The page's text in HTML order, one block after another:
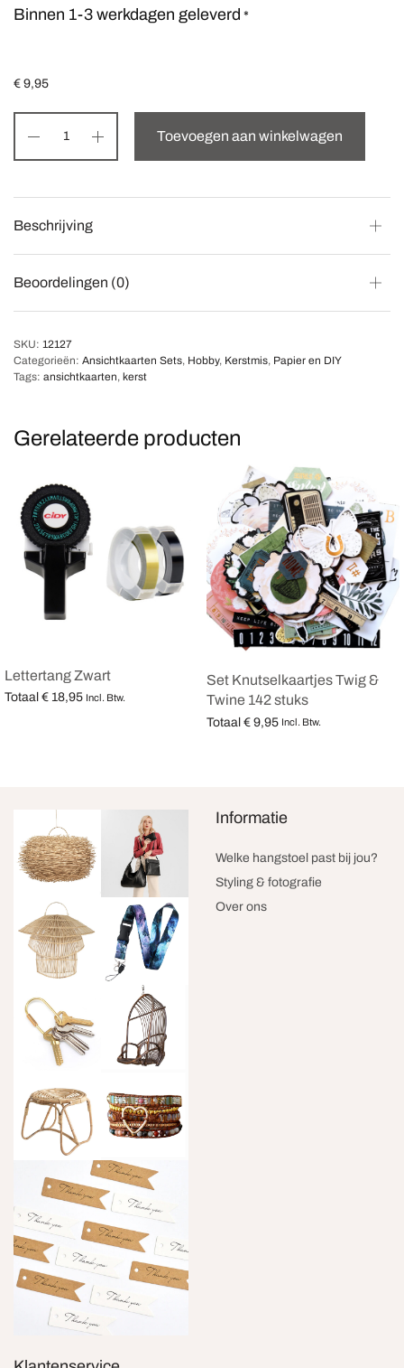
Binnen 1-3 werkdagen geleverd *
€ 9,95
Toevoegen aan winkelwagen
Beschrijving
Beoordelingen (0)
SKU: 12127
Categorieën: Ansichtkaarten Sets, Hobby, Kerstmis, Papier en DIY
Tags: ansichtkaarten, kerst
Gerelateerde producten
Lettertang Zwart
Totaal € 18,95 Incl. Btw.
Set Knutselkaartjes Twig &
Twine 142 stuks
Totaal € 9,95 Incl. Btw.
Informatie
Welke hangstoel past bij jou?
Styling & fotografie
Over ons